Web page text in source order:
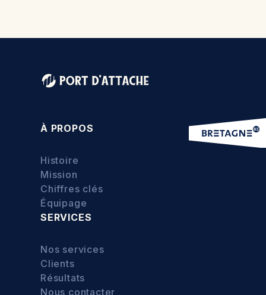
À PROPOS
Histoire
Mission
Chiffres clés
Équipage
SERVICES
Nos services
Clients
Résultats
Nous contacter